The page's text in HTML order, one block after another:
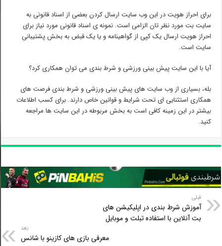
برای احراز هویت در این وب سایت ارسال کردن بعضی از اسناد قانونی به
سایت بت مورد نظر تان الزامی است. نمونه ی اسناد قانونی مورد نیاز برای
احراز هویت ارسال یک کپی از گواهینامه و یا یک قبض به بخش پشتیبانی
سایت است.
آیا با این سایت پیش بینی ورزشی و شرط بندی می توان همکاری کرد؟
بله، بسیاری از وب سایت های پیش بینی ورزشی و شرط بندی فرصت های
همکاری استثنایی ای تحت شرایط و قوانین خاص دارند. برای کسب اطلاعات
بیشتر در این زمینه کافی است به بخش مربوطه در این سایت ها مراجعه
کنید.
قبلی
آموزش شرط بندی در اپلیکیشن های
بت آنلاین با استفاده تبلت و موبایل
معرفی بازی های کازینو با شانس